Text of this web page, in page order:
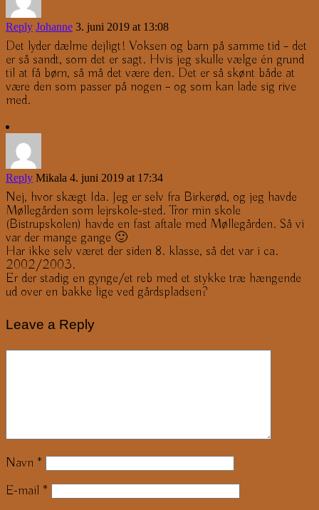
Reply Johanne 3. juni 2019 at 13:08
Det lyder dælme dejligt! Voksen og barn på samme tid – det
er så sandt, som det er sagt. Hvis jeg skulle vælge én grund
til at få børn, så må det være den. Det er så skønt både at
være den som passer på nogen – og som kan lade sig rive
med.
Reply Mikala 4. juni 2019 at 17:34
Nej, hvor skægt Ida. Jeg er selv fra Birkerød, og jeg havde
Møllegården som lejrskole-sted. Tror min skole
(Bistrupskolen) havde en fast aftale med Møllegården. Så vi
var der mange gange 🙂
Har ikke selv været der siden 8. klasse, så det var i ca.
2002/2003.
Er der stadig en gynge/et reb med et stykke træ hængende
ud over en bakke lige ved gårdspladsen?
Leave a Reply
Navn *
E-mail *